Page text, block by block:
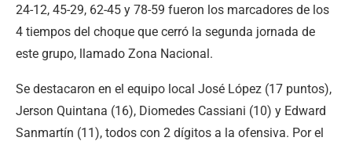
24-12, 45-29, 62-45 y 78-59 fueron los marcadores de los
4 tiempos del choque que cerró la segunda jornada de
este grupo, llamado Zona Nacional.
Se destacaron en el equipo local José López (17 puntos),
Jerson Quintana (16), Diomedes Cassiani (10) y Edward
Sanmartín (11), todos con 2 dígitos a la ofensiva. Por el